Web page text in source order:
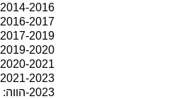
2014-2016: הפועל קטמון
2016-2017: הפועל בקעת הירדן
2017-2019: סקציה נס ציונה
2019-2020: הפועל באר שבע
2020-2021: מכבי פתח תקוה
2021-2023: מ.ס. אשדוד
2023-הווה: הפועל חיפה